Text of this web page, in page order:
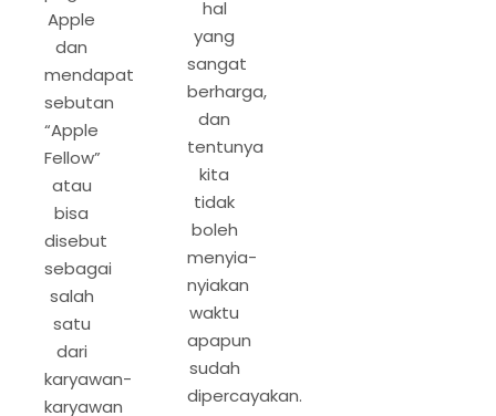
Apple
dan
mendapat
sebutan
“Apple
Fellow”
atau
bisa
disebut
sebagai
salah
satu
dari
karyawan-
karyawan
hal
yang
sangat
berharga,
dan
tentunya
kita
tidak
boleh
menyia-
nyiakan
waktu
apapun
sudah
dipercayakan.